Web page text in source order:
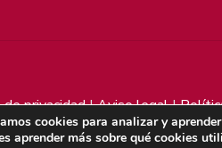
privacidad|Aviso legal|
cookies para analizar y
aprender más sobre qué cookies